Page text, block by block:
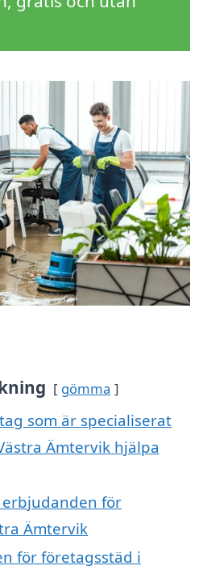
gömma
som är specialiserat
Ämtervik hjälpa
för
Ämtervik
för företagsstäd i